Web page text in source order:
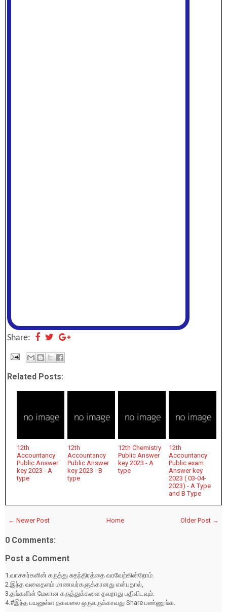
Share:
Related Posts:
12th
Accountancy
Public Answer
key 2023 - A
type
12th
Accountancy
Public Answer
key 2023 - B
type
12th Chemistry
Public Answer
key 2023 - A
type
12th
Accountancy
Public exam
Answer key
2023 ( 03-04-
2023) - A Type
and B Type
← Newer Post Older Post →
Home
0 Comments:
Post a Comment
1.வாசகர்களின் கருத்து சுதந்திரத்தை வரவேற்கின்றோம்.
2.இந்த வலைதளம் மாணவர்களுக்கானது என்பதால்,
3.தங்களின் மேலான கருத்துக்களை தவறாது பதிவிடவும்.
4.#இந்த பயனுள்ள தகவலை ஒருவருக்காவது Share பண்ணுங்க.